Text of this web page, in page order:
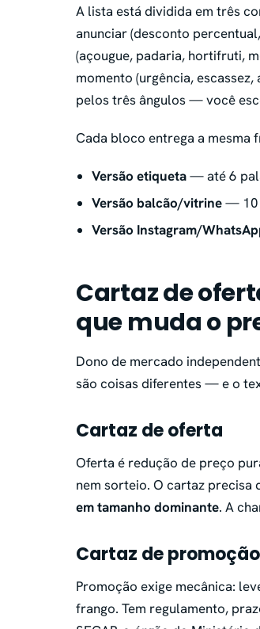
A lista está dividida em três
anunciar (desconto
(açougue, padaria, hortifruti,
momento (urgência,
pelos três ângulos — você
Cada bloco entrega a mesma
Versão etiqueta— até 6
Versão balcão/vitrine— 10
Versão Instagram/
Cartaz de
que muda o
Dono de mercado
são coisas diferentes — e o
Cartaz de oferta
Oferta é redução de preço
nem sorteio. O cartaz precisa
em tamanho dominante. A
Cartaz de promoção
Promoção exige mecânica:
frango. Tem regulamento,